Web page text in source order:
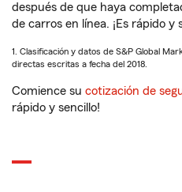
después de que haya
de carros en línea. ¡Es rápido y
1. Clasificación y datos de S&P Global
directas escritas a fecha del 2018.
Comience su cotización de
rápido y sencillo!